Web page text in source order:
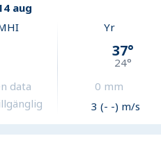
aug
data
Yr
37°
24°
0 mm
3 (- -) m/s